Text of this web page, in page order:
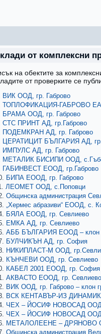
от комплексни
на обектите за
от проверките се
ВИК ООД, гр. Габрово
ТОПЛОФИКАЦИЯ-ГАБРОВО
БРАМА ООД, гр. Габрово
СТС ПРИНТ АД, гр.Габрово
ПОДЕМКРАН АД, гр. Габрово
ЦЕРАТИЦИТ БЪЛГАРИЯ АД, гр.
ИМПУЛС АД, гр. Габрово
МЕТАЛИК БИСИПИ ООД,
ГАБИНВЕСТ ЕООД, гр.Габрово
БИПА ЕООД, гр. Габрово
ЛЕОМЕТ ООД, с.Поповци
Общинска администрация
„Хермес абразиви“ ЕООД, с.
БЯЛА ЕООД, гр. Севлиево
ЕМКА АД, гр. Севлиево
АББ БЪЛГАРИЯ ЕООД – клон
БУЛЧИКЪН АД, гр. София
НИКИПЛАСТ-М ООД,
КЪНЧЕВИ ООД, гр. Севлиево
КАБЕЛ 2001 ЕООД, гр. София
АКВАСТО ЕООД, гр. Севлиево
ВИК ООД, гр. Габрово – клон
ВСК КЕНТАВЪР-ИЗ
ЧЕХ – ЙОСИФ НОВОСАД ООД,
ЧЕХ – ЙОСИФ НОВОСАД ООД,
МЕТАЛОЛЕЕНЕ – ДРЯНОВО
Общинска администрация